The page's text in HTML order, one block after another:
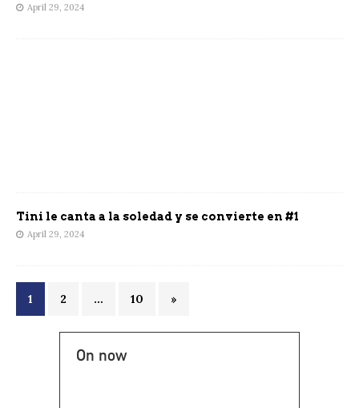
April 29, 2024
Tini le canta a la soledad y se convierte en #1
April 29, 2024
1 2 … 10 »
On now